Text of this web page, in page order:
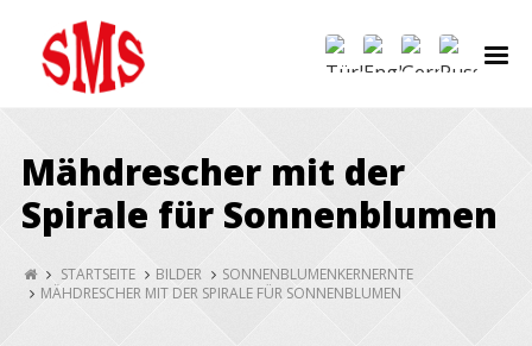
Mähdrescher mit der
Spirale für Sonnenblumen
STARTSEITE BILDER
SONNENBLUMENKERNERNTE
MÄHDRESCHER MIT DER SPIRALE FÜR SONNENBLUMEN